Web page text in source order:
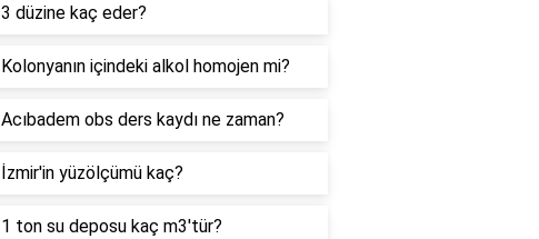
3 düzine kaç eder?
Kolonyanın içindeki alkol homojen mi?
Acıbadem obs ders kaydı ne zaman?
İzmir'in yüzölçümü kaç?
1 ton su deposu kaç m3'tür?